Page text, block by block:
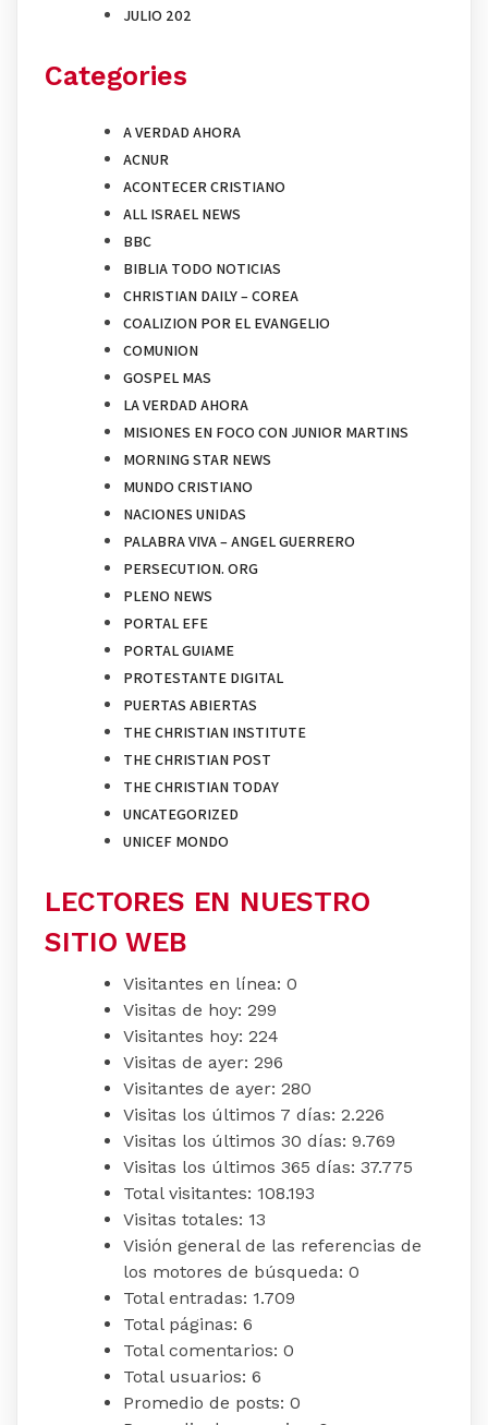
JULIO 202
Categories
A VERDAD AHORA
ACNUR
ACONTECER CRISTIANO
ALL ISRAEL NEWS
BBC
BIBLIA TODO NOTICIAS
CHRISTIAN DAILY – COREA
COALIZION POR EL EVANGELIO
COMUNION
GOSPEL MAS
LA VERDAD AHORA
MISIONES EN FOCO CON JUNIOR MARTINS
MORNING STAR NEWS
MUNDO CRISTIANO
NACIONES UNIDAS
PALABRA VIVA – ANGEL GUERRERO
PERSECUTION. ORG
PLENO NEWS
PORTAL EFE
PORTAL GUIAME
PROTESTANTE DIGITAL
PUERTAS ABIERTAS
THE CHRISTIAN INSTITUTE
THE CHRISTIAN POST
THE CHRISTIAN TODAY
UNCATEGORIZED
UNICEF MONDO
LECTORES EN NUESTRO
SITIO WEB
Visitantes en línea: 0
Visitas de hoy: 299
Visitantes hoy: 224
Visitas de ayer: 296
Visitantes de ayer: 280
Visitas los últimos 7 días: 2.226
Visitas los últimos 30 días: 9.769
Visitas los últimos 365 días: 37.775
Total visitantes: 108.193
Visitas totales: 13
Visión general de las referencias de
los motores de búsqueda: 0
Total entradas: 1.709
Total páginas: 6
Total comentarios: 0
Total usuarios: 6
Promedio de posts: 0